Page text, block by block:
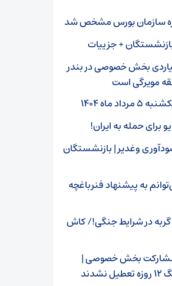
سازمان بورس مشخص شد
+ جزییات
۵۰۰۰ میلیاردی بخش خصوصی در بندر
مویرگی است
ماه ۱۴۰۴
برای حمله به ایران!
وغدیر | بازنشستگان
به پیشنهاد فنرباغچه
گربه در شرایط جنگی!/ کاش
با مشارکت بخش خصوصی |